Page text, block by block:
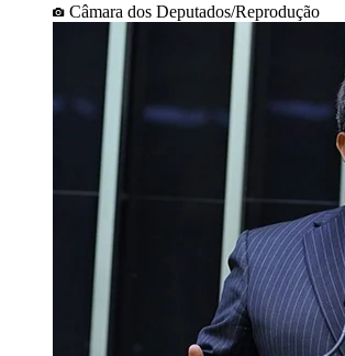
Câmara dos Deputados/Reprodução